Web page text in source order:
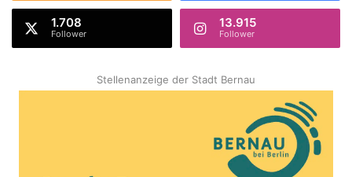
1.708
Follower
13.915
Follower
Stellenanzeige der Stadt Bernau